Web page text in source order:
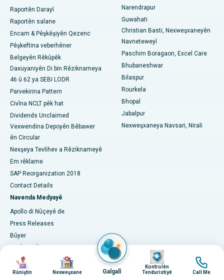
Nexweşxaneya herî baş li KK Nagar, Madurai
Nexweşxaneya çêtirîn li Ramji Nagar, Nellore
Nexweşxaneya çêtirîn li Sektora-19, Rourkela
Nexweşxaneya herî baş li Swargate, Pune
Nexweşxaneya Penceşêrê ya Jinan a Herî Baş li Başûrê Delhiyê
Raportên Darayî
Raportên salane
Encam & Pêşkêşiyên Qezenc
Pêşkeftina veberhêner
Belgeyên Rêkûpêk
Daxuyaniyên Di bin Rêziknameya
46 û 62 ya SEBI LODR
Parvekirina Pattern
Civîna NCLT pêk hat
Dividends Unclaimed
Vexwendina Depoyên Bêbawer
ên Circular
Nexşeya Tevlihev a Rêziknameyê
Em rêklame
SAP Reorganization 2018
Contact Details
Navenda Medyayê
Apollo di Nûçeyê de
Press Releases
Bûyer
Têkiliyên Medyayê
Hevkariyên Pargîdanî
Narendrapur
Guwahati
Christian Basti, Nexweşxaneyên
Navneteweyî
Paschim Boragaon, Excel Care
Bhubaneshwar
Bilaspur
Rourkela
Bhopal
Jabalpur
Nexweşxaneya Navsari, Nirali
Wêne
Rûniştin
Wêne
Nexweşxane Galgalî
Wêne
Kontrolên
Tenduristiyê
Wêne
Call Me